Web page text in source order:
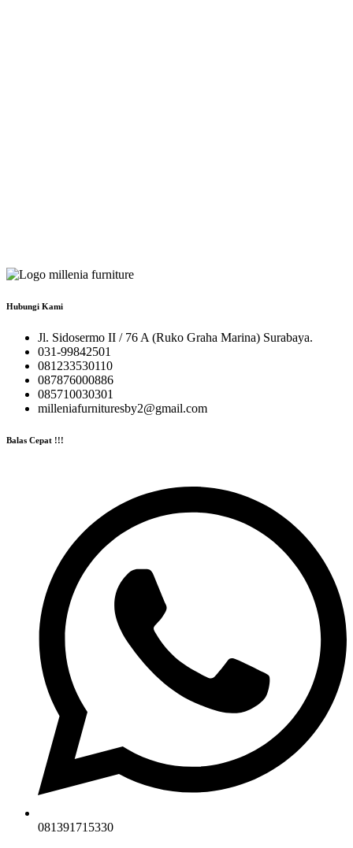
Hubungi Kami
Jl. Sidosermo II / 76 A (Ruko Graha Marina) Surabaya.
031-99842501
081233530110
087876000886
085710030301
milleniafurnituresby2@gmail.com
Balas Cepat !!!
081391715330